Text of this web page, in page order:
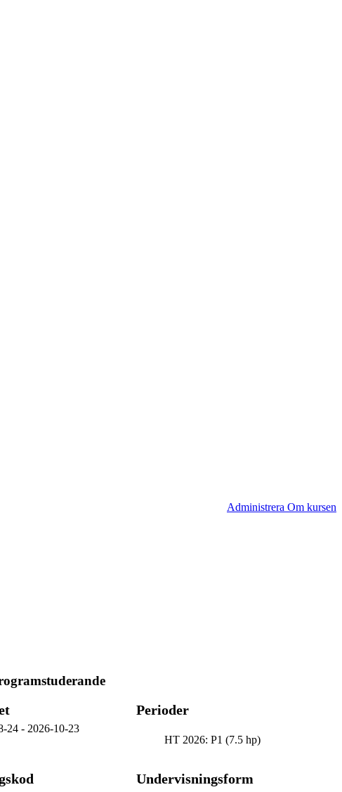
Administrera Om kursen
24 - 2026-10-23
Perioder
HT 2026: P1 (7.5 hp)
Undervisningsform